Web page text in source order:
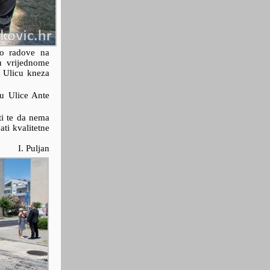
radove na
vrijednome
kneza
Ulice Ante
te da nema
kvalitetne
I. Puljan